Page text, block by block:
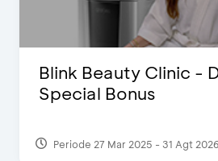
Blink Beauty Clinic -
Special Bonus
Periode 27 Mar 2025 - 31 Agt 2026